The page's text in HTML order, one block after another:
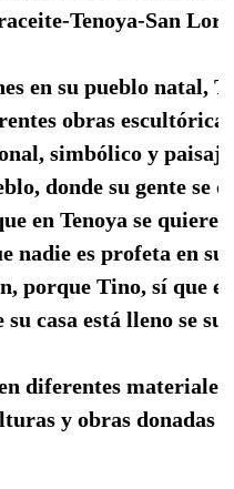
Tenoya-San
en su pueblo natal,
obras
simbólico y
donde su gente se
en Tenoya se quiere
nadie es profeta en su
porque Tino, sí que
casa está lleno se su
diferentes
y obras donadas